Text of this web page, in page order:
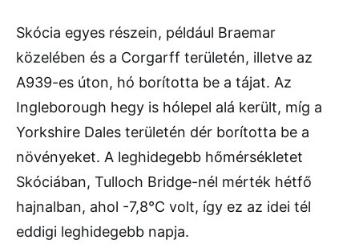
Skócia egyes részein, például Braemar
közelében és a Corgarff területén, illetve az
A939-es úton, hó borította be a tájat. Az
Ingleborough hegy is hólepel alá került, míg a
Yorkshire Dales területén dér borította be a
növényeket. A leghidegebb hőmérsékletet
Skóciában, Tulloch Bridge-nél mérték hétfő
hajnalban, ahol -7,8°C volt, így ez az idei tél
eddigi leghidegebb napja.